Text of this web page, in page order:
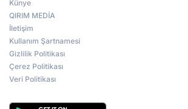
Künye
QIRIM MEDİA
İletişim
Kullanım Şartnamesi
Gizlilik Politikası
Çerez Politikası
Veri Politikası